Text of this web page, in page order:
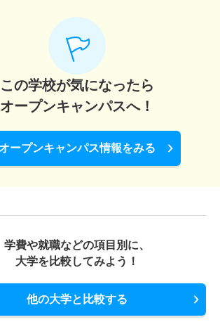
この学校が気になったら
オープンキャンパスへ！
ープンキャンパス情報をみる
学費や就職などの項目別に、
大学を比較してみよう！
他の大学と比較する